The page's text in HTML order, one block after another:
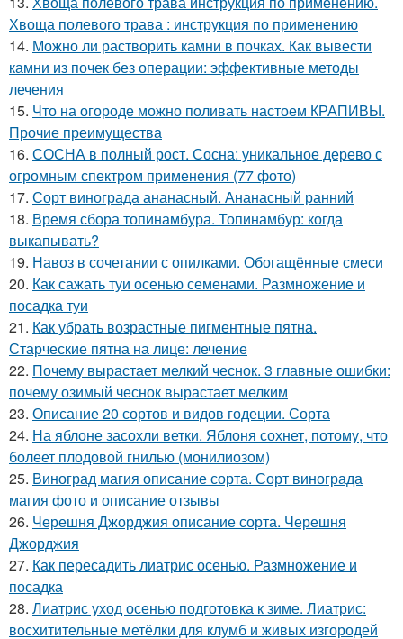
Хвоща полевого трава : инструкция по применению
14. Можно ли растворить камни в почках. Как вывести
камни из почек без операции: эффективные методы
лечения
15. Что на огороде можно поливать настоем КРАПИВЫ.
Прочие преимущества
16. СОСНА в полный рост. Сосна: уникальное дерево с
огромным спектром применения (77 фото)
17. Сорт винограда ананасный. Ананасный ранний
18. Время сбора топинамбура. Топинамбур: когда
выкапывать?
19. Навоз в сочетании с опилками. Обогащённые смеси
20. Как сажать туи осенью семенами. Размножение и
посадка туи
21. Как убрать возрастные пигментные пятна.
Старческие пятна на лице: лечение
22. Почему вырастает мелкий чеснок. 3 главные ошибки:
почему озимый чеснок вырастает мелким
23. Описание 20 сортов и видов годеции. Сорта
24. На яблоне засохли ветки. Яблоня сохнет, потому, что
болеет плодовой гнилью (монилиозом)
25. Виноград магия описание сорта. Сорт винограда
магия фото и описание отзывы
26. Черешня Джорджия описание сорта. Черешня
Джорджия
27. Как пересадить лиатрис осенью. Размножение и
посадка
28. Лиатрис уход осенью подготовка к зиме. Лиатрис:
восхитительные метёлки для клумб и живых изгородей